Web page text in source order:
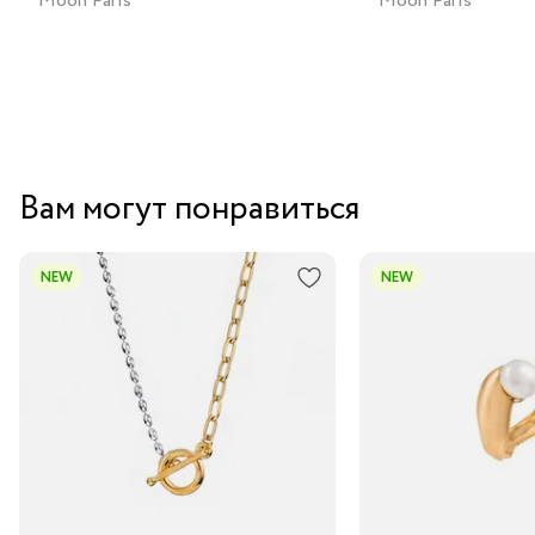
Вам могут понравиться
NEW NEW